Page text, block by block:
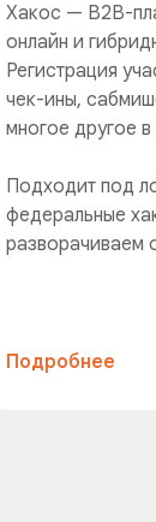
Хакос — B2B-
онлайн и
Регистрация
чек-ины,
многое другое
Подходит под
федеральные
разворачиваем
Подробнее